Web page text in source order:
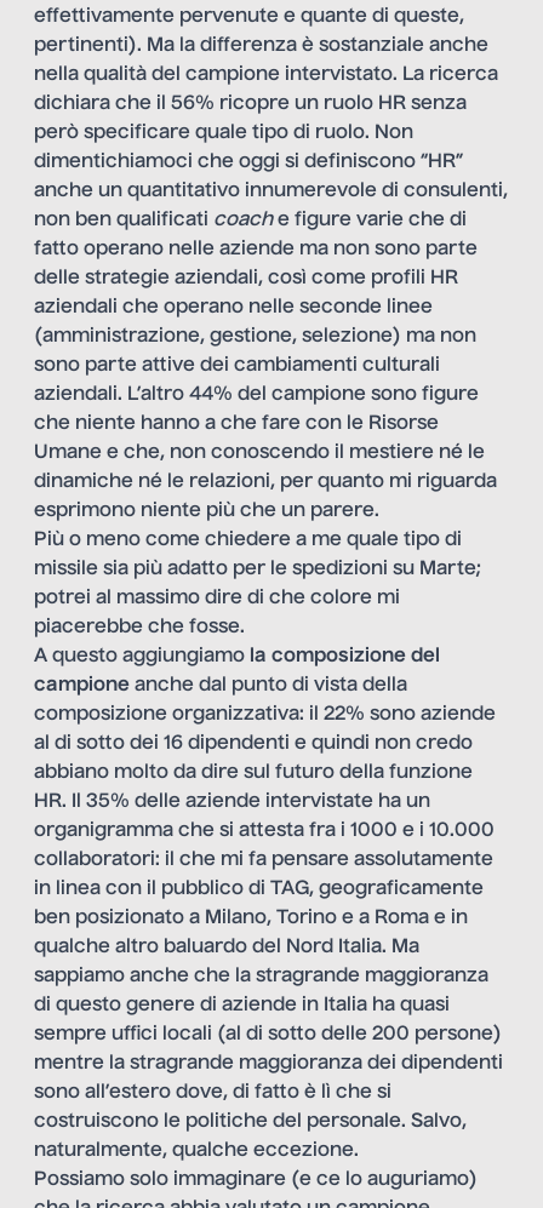
effettivamente pervenute e quante di queste,
pertinenti). Ma la differenza è sostanziale anche
nella qualità del campione intervistato. La ricerca
dichiara che il 56% ricopre un ruolo HR senza
però specificare quale tipo di ruolo. Non
dimentichiamoci che oggi si definiscono “HR”
anche un quantitativo innumerevole di consulenti,
non ben qualificati coache figure varie che di
fatto operano nelle aziende ma non sono parte
delle strategie aziendali, così come profili HR
aziendali che operano nelle seconde linee
(amministrazione, gestione, selezione) ma non
sono parte attive dei cambiamenti culturali
aziendali. L’altro 44% del campione sono figure
che niente hanno a che fare con le Risorse
Umane e che, non conoscendo il mestiere né le
dinamiche né le relazioni, per quanto mi riguarda
esprimono niente più che un parere.
Più o meno come chiedere a me quale tipo di
missile sia più adatto per le spedizioni su Marte;
potrei al massimo dire di che colore mi
piacerebbe che fosse.
A questo aggiungiamo la composizione del
campione anche dal punto di vista della
composizione organizzativa: il 22% sono aziende
al di sotto dei 16 dipendenti e quindi non credo
abbiano molto da dire sul futuro della funzione
HR. Il 35% delle aziende intervistate ha un
organigramma che si attesta fra i 1000 e i 10.000
collaboratori: il che mi fa pensare assolutamente
in linea con il pubblico di TAG, geograficamente
ben posizionato a Milano, Torino e a Roma e in
qualche altro baluardo del Nord Italia. Ma
sappiamo anche che la stragrande maggioranza
di questo genere di aziende in Italia ha quasi
sempre uffici locali (al di sotto delle 200 persone)
mentre la stragrande maggioranza dei dipendenti
sono all’estero dove, di fatto è lì che si
costruiscono le politiche del personale. Salvo,
naturalmente, qualche eccezione.
Possiamo solo immaginare (e ce lo auguriamo)